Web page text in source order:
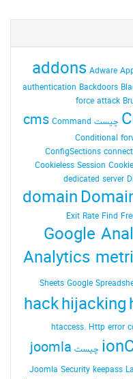
addons Adware
authentication Backdoors
force attack
cms Command
Conditional
ConfigSections
Cookieless Session
dedicated server
domain
Exit Rate Find
Google
Analytics
Sheets Google
hackhijacking
htaccess. Http error
joomla
Joomla Security keepass